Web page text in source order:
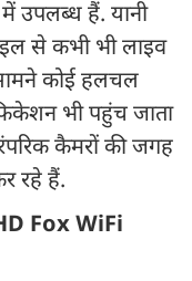
उपलब्ध हैं. यानी
से कभी भी लाइव
कोई हलचल
भी पहुंच जाता
कैमरों की जगह
रहे हैं.
Fox WiFi